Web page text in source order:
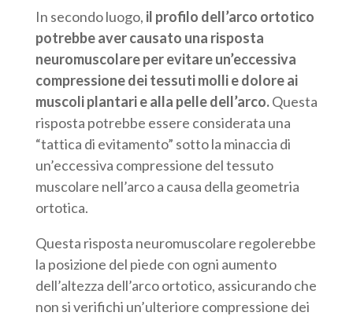
In secondo luogo, il profilo dell’arco ortotico
potrebbe aver causato una risposta
neuromuscolare per evitare un’eccessiva
compressione dei tessuti molli e dolore ai
muscoli plantari e alla pelle dell’arco.Questa
risposta potrebbe essere considerata una
“tattica di evitamento” sotto la minaccia di
un’eccessiva compressione del tessuto
muscolare nell’arco a causa della geometria
ortotica.
Questa risposta neuromuscolare regolerebbe
la posizione del piede con ogni aumento
dell’altezza dell’arco ortotico, assicurando che
non si verifichi un’ulteriore compressione dei